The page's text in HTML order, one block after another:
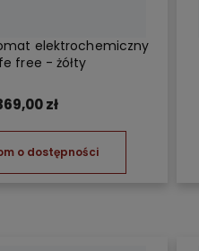
elektrochemiczny
free - żółty
zł
o dostępności